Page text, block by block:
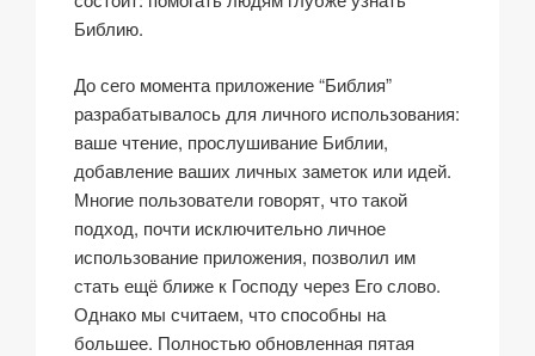
Библию.
До сего момента приложение “Библия”
разрабатывалось для личного использования:
ваше чтение, прослушивание Библии,
добавление ваших личных заметок или идей.
Многие пользователи говорят, что такой
подход, почти исключительно личное
использование приложения, позволил им
стать ещё ближе к Господу через Его слово.
Однако мы считаем, что способны на
большее. Полностью обновленная пятая